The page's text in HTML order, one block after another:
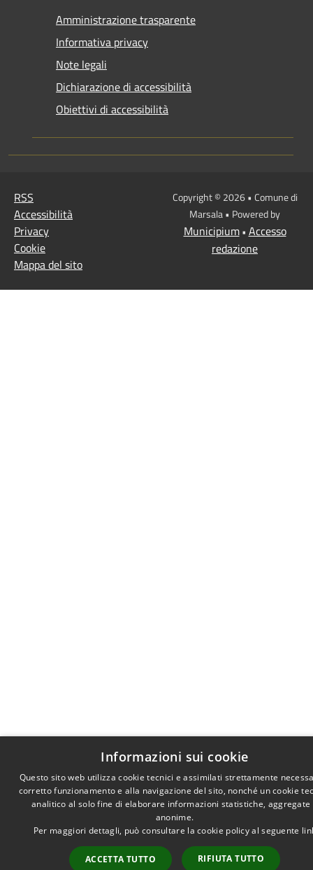
Amministrazione trasparente
Informativa privacy
Note legali
Dichiarazione di accessibilità
Obiettivi di accessibilità
RSS
Accessibilità
Privacy
Cookie
Mappa del sito
Copyright © 2026 • Comune di
Marsala • Powered by
Municipium• Accesso
redazione
Informazioni sui cookie
Questo sito web utilizza cookie tecnici e assimilati strettamente
corretto funzionamento e alla navigazione del sito, nonché un cookie
analitico al solo fine di elaborare informazioni statistiche, aggregate
anonime.
Per maggiori dettagli, può consultare la cookie policy al seguente
ACCETTA TUTTO RIFIUTA TUTTO